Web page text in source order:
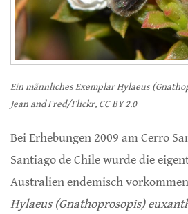
Ein männliches Exemplar Hylaeus
Jean and Fred/Flickr, CC BY 2.0
Bei Erhebungen 2009 am Cerro
Santiago de Chile wurde die
Australien endemisch
Hylaeus (Gnathoprosopis)